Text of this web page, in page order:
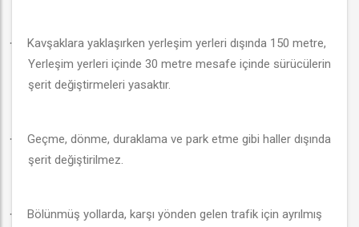
·
Kavşaklara yaklaşırken yerleşim yerleri dışında 150 metre,
Yerleşim yerleri içinde 30 metre mesafe içinde sürücülerin
şerit değiştirmeleri yasaktır.
·
Geçme, dönme, duraklama ve park etme gibi haller dışında
şerit değiştirilmez.
·
Bölünmüş yollarda, karşı yönden gelen trafik için ayrılmış